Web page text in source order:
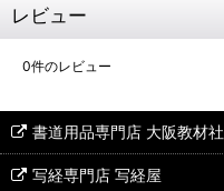
レビュー
0件のレビュー
書道用品専門店 大阪教材社
写経専門店 写経屋